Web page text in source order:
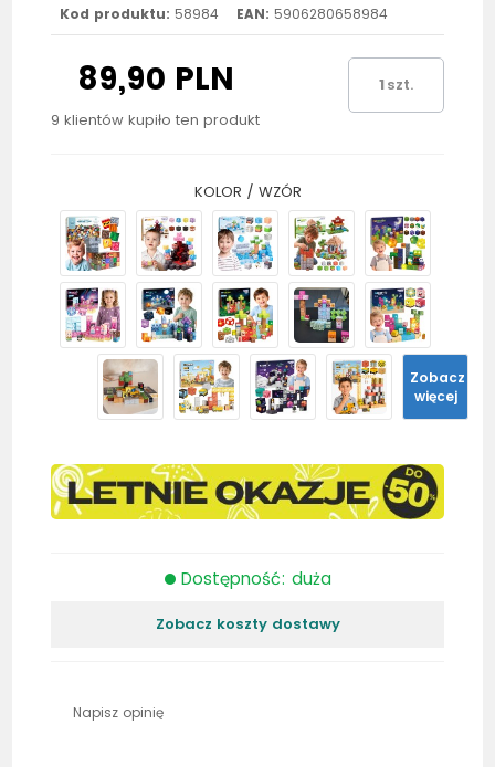
Kod produktu: 58984 EAN: 5906280658984
89,90 PLN
9 klientów kupiło ten produkt
szt.
KOLOR / WZÓR
Zobacz
więcej
Dostępność: duża
Zobacz koszty dostawy
Napisz opinię